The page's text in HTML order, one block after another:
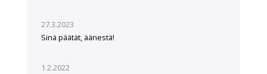
27.3.2023
Sinä päätät, äänestä!
1.2.2022